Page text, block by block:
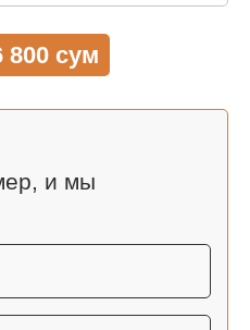
800 сум
и мы